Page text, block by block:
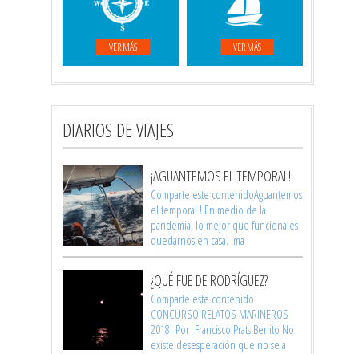
VER MÁS VER MÁS
DIARIOS DE VIAJES
¡AGUANTEMOS EL TEMPORAL!
Comparte este contenidoAguantemos
el temporal ! En medio de la
pandemia, lo mejor que funciona es
quedarnos en casa. Ima
¿QUÉ FUE DE RODRÍGUEZ?
Comparte este contenido
CONCURSO RELATOS MARINEROS
2018 Por Francisco Prats Benito No
existe desesperación que no se a